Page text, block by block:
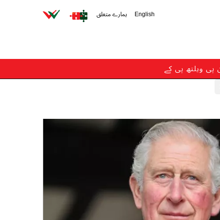
English ہمارے متعلق
پی ویلتھ پی کے